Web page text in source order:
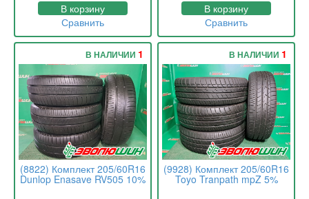
В корзину
Сравнить
В корзину
Сравнить
(8822) Комплект 205/60R16
Dunlop Enasave RV505 10%
В НАЛИЧИИ 1
(9928) Комплект 205/60R16
Toyo Tranpath mpZ 5%
В НАЛИЧИИ 1